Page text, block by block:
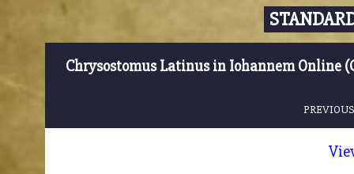
Chrysostomus Latinus in Iohannem Online